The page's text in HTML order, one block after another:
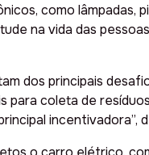
como lâmpadas,
na vida das
dos principais
para coleta de
incentivadora”,